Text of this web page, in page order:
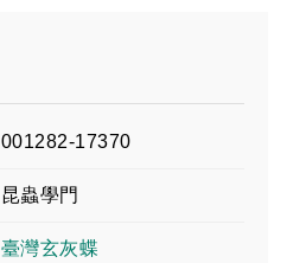
001282-17370
昆蟲學門
臺灣玄灰蝶